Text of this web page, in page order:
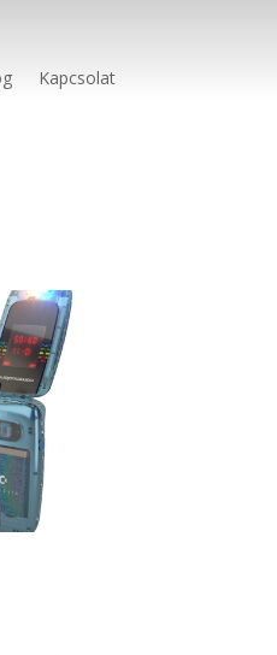
Kapcsolat